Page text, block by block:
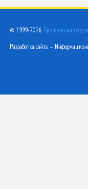
© 1999-2026, Гродненский
Разработка сайта —